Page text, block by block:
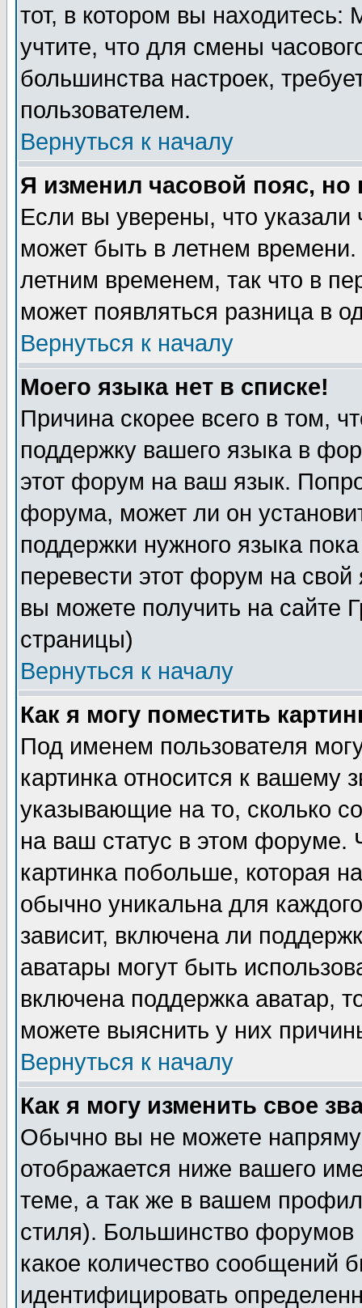
тот, в котором вы
учтите, что для смены
большинства настроек,
пользователем.
Вернуться к началу
Я изменил часовой пояс,
Если вы уверены, что указали
может быть в летнем
летним временем, так что в
может появляться разница в
Вернуться к началу
Моего языка нет в списке!
Причина скорее всего в том,
поддержку вашего языка в
этот форум на ваш язык.
форума, может ли он
поддержки нужного языка
перевести этот форум на
вы можете получить на сайте
страницы)
Вернуться к началу
Как я могу поместить
Под именем пользователя
картинка относится к вашему
указывающие на то, сколько
на ваш статус в этом форуме.
картинка побольше, которая
обычно уникальна для
зависит, включена ли
аватары могут быть
включена поддержка аватар,
можете выяснить у них
Вернуться к началу
Как я могу изменить свое
Обычно вы не можете
отображается ниже вашего
теме, а так же в вашем
стиля). Большинство форумов
какое количество сообщений
идентифицировать